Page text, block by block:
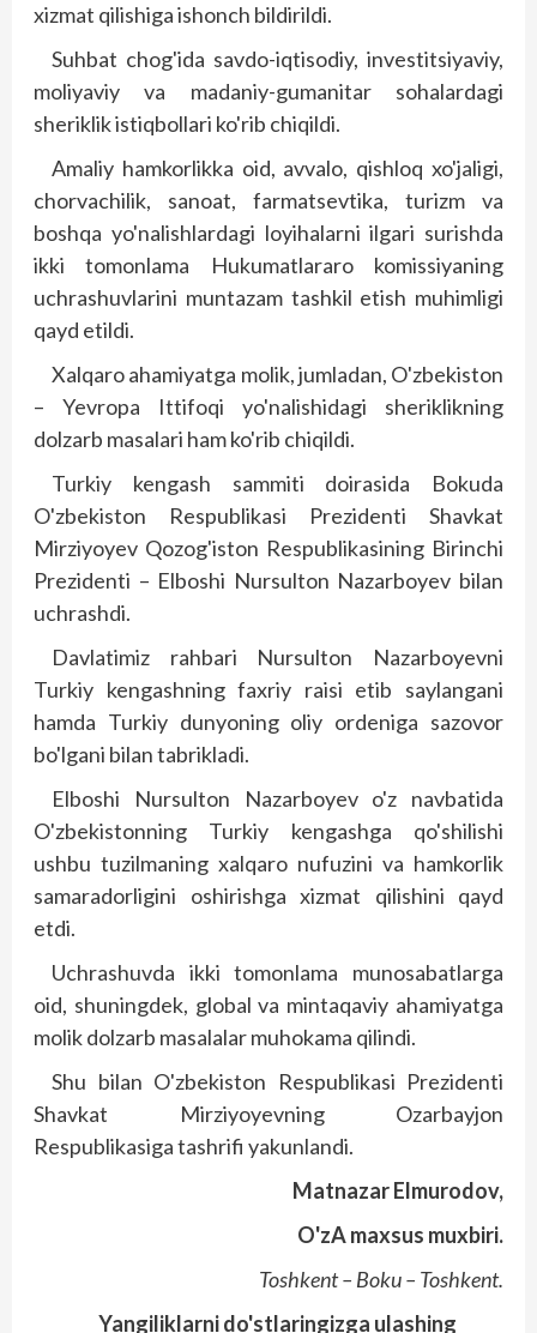
xizmat qilishiga ishonch bildirildi.
Suhbat chog'ida savdo-iqtisodiy, investitsiyaviy,
moliyaviy va madaniy-gumanitar sohalardagi
sheriklik istiqbollari ko'rib chiqildi.
Amaliy hamkorlikka oid, avvalo, qishloq xo'jaligi,
chorvachilik, sanoat, farmatsevtika, turizm va
boshqa yo'nalishlardagi loyihalarni ilgari surishda
ikki tomonlama Hukumatlararo komissiyaning
uchrashuvlarini muntazam tashkil etish muhimligi
qayd etildi.
Xalqaro ahamiyatga molik, jumladan, O'zbekiston
– Yevropa Ittifoqi yo'nalishidagi sheriklikning
dolzarb masalari ham ko'rib chiqildi.
Turkiy kengash sammiti doirasida Bokuda
O'zbekiston Respublikasi Prezidenti Shavkat
Mirziyoyev Qozog'iston Respublikasining Birinchi
Prezidenti – Elboshi Nursulton Nazarboyev bilan
uchrashdi.
Davlatimiz rahbari Nursulton Nazarboyevni
Turkiy kengashning faxriy raisi etib saylangani
hamda Turkiy dunyoning oliy ordeniga sazovor
bo'lgani bilan tabrikladi.
Elboshi Nursulton Nazarboyev o'z navbatida
O'zbekistonning Turkiy kengashga qo'shilishi
ushbu tuzilmaning xalqaro nufuzini va hamkorlik
samaradorligini oshirishga xizmat qilishini qayd
etdi.
Uchrashuvda ikki tomonlama munosabatlarga
oid, shuningdek, global va mintaqaviy ahamiyatga
molik dolzarb masalalar muhokama qilindi.
Shu bilan O'zbekiston Respublikasi Prezidenti
Shavkat Mirziyoyevning Ozarbayjon
Respublikasiga tashrifi yakunlandi.
Matnazar Elmurodov,
O'zA maxsus muxbiri.
Toshkent – Boku – Toshkent.
Yangiliklarni do'stlaringizga ulashing